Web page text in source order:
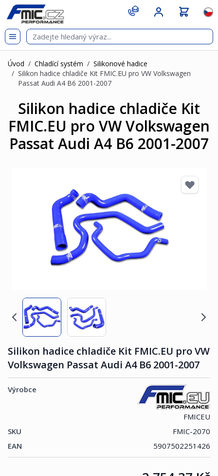
Přejít na obsah
git s
Úvod / Chladící systém / Silikonové hadice
/ Silikon hadice chladiče Kit FMIC.EU pro VW Volkswagen
Passat Audi A4 B6 2001-2007
Silikon hadice chladiče Kit
FMIC.EU pro VW Volkswagen
Passat Audi A4 B6 2001-2007
Silikon hadice chladiče Kit FMIC.EU pro VW
Volkswagen Passat Audi A4 B6 2001-2007
Výrobce
FMICEU
SKU
FMIC-2070
EAN
5907502251426